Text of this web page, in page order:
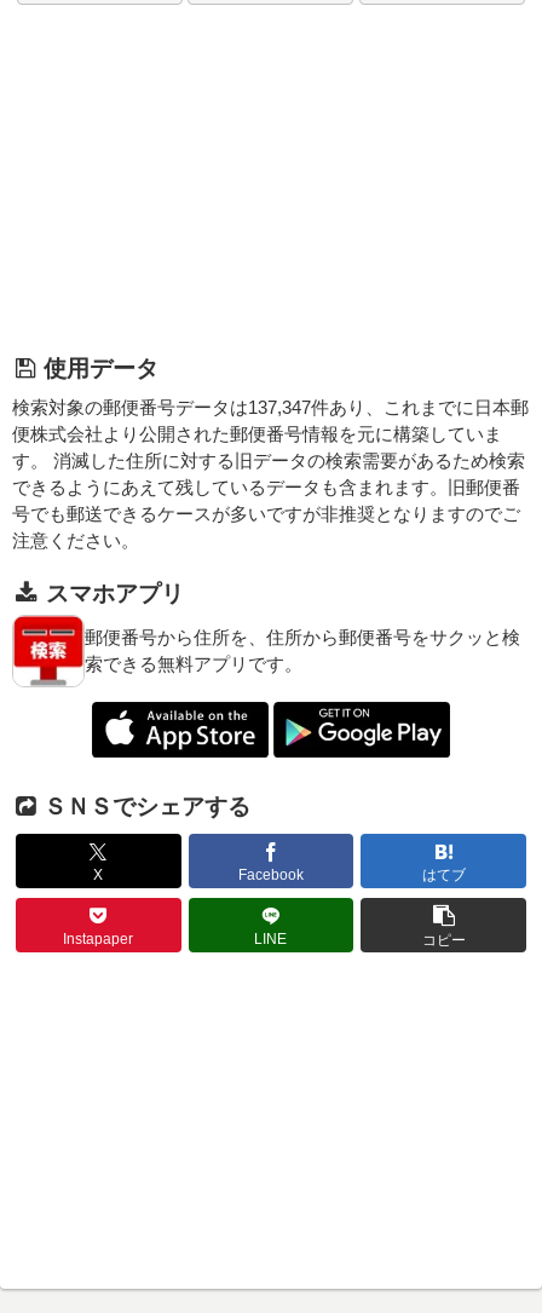
使用データ
検索対象の郵便番号データは137,347件あり、これまでに日本郵
便株式会社より公開された郵便番号情報を元に構築していま
す。 消滅した住所に対する旧データの検索需要があるため検索
できるようにあえて残しているデータも含まれます。旧郵便番
号でも郵送できるケースが多いですが非推奨となりますのでご
注意ください。
スマホアプリ
郵便番号から住所を、住所から郵便番号をサクッと検
索できる無料アプリです。
ＳＮＳでシェアする
X Facebook はてブ
Instapaper LINE コピー